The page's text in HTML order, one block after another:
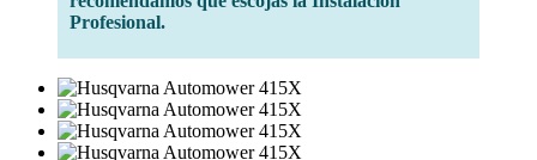
Profesional.